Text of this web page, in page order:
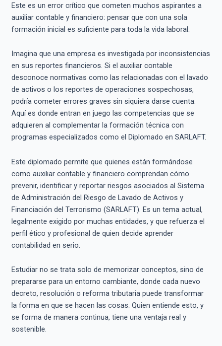
Este es un error crítico que cometen muchos aspirantes a
auxiliar contable y financiero: pensar que con una sola
formación inicial es suficiente para toda la vida laboral.
Imagina que una empresa es investigada por inconsistencias
en sus reportes financieros. Si el auxiliar contable
desconoce normativas como las relacionadas con el lavado
de activos o los reportes de operaciones sospechosas,
podría cometer errores graves sin siquiera darse cuenta.
Aquí es donde entran en juego las competencias que se
adquieren al complementar la formación técnica con
programas especializados como el Diplomado en SARLAFT.
Este diplomado permite que quienes están formándose
como auxiliar contable y financiero comprendan cómo
prevenir, identificar y reportar riesgos asociados al Sistema
de Administración del Riesgo de Lavado de Activos y
Financiación del Terrorismo (SARLAFT). Es un tema actual,
legalmente exigido por muchas entidades, y que refuerza el
perfil ético y profesional de quien decide aprender
contabilidad en serio.
Estudiar no se trata solo de memorizar conceptos, sino de
prepararse para un entorno cambiante, donde cada nuevo
decreto, resolución o reforma tributaria puede transformar
la forma en que se hacen las cosas. Quien entiende esto, y
se forma de manera continua, tiene una ventaja real y
sostenible.